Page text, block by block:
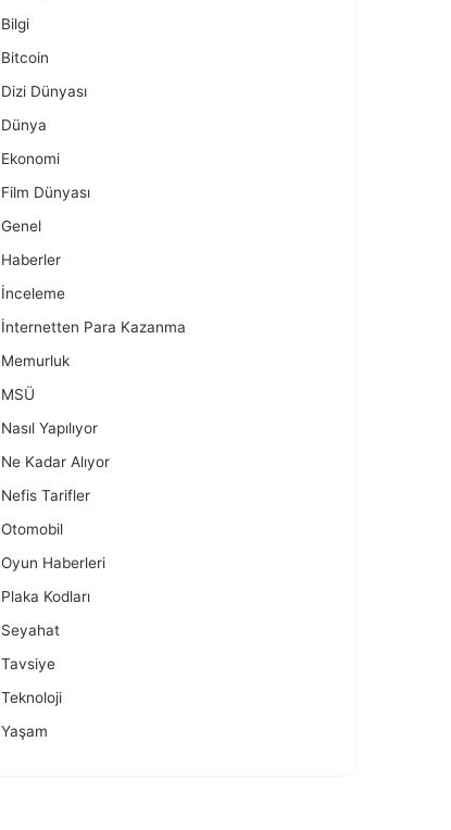
Bilgi
Bitcoin
Dizi Dünyası
Dünya
Ekonomi
Film Dünyası
Genel
Haberler
İnceleme
İnternetten Para Kazanma
Memurluk
MSÜ
Nasıl Yapılıyor
Ne Kadar Alıyor
Nefis Tarifler
Otomobil
Oyun Haberleri
Plaka Kodları
Seyahat
Tavsiye
Teknoloji
Yaşam